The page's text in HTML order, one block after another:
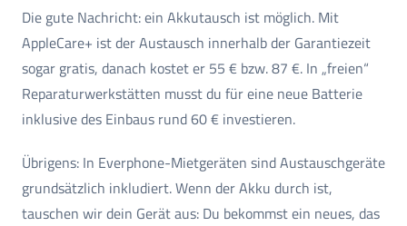
Die gute Nachricht: ein Akkutausch ist möglich. Mit
AppleCare+ ist der Austausch innerhalb der Garantiezeit
sogar gratis, danach kostet er 55 € bzw. 87 €. In „freien“
Reparaturwerkstätten musst du für eine neue Batterie
inklusive des Einbaus rund 60 € investieren.
Übrigens: In Everphone-Mietgeräten sind Austauschgeräte
grundsätzlich inkludiert. Wenn der Akku durch ist,
tauschen wir dein Gerät aus: Du bekommst ein neues, das